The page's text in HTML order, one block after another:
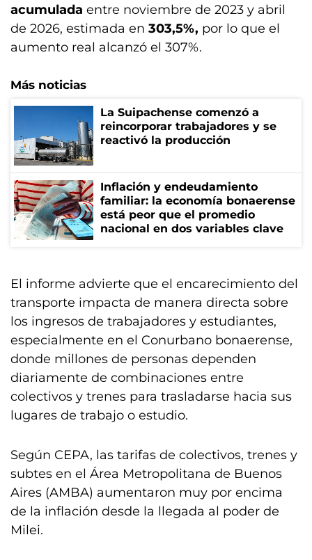
acumulada entre noviembre de 2023 y abril
de 2026, estimada en 303,5%, por lo que el
aumento real alcanzó el 307%.
Más noticias
La Suipachense comenzó a
reincorporar trabajadores y se
reactivó la producción
Inflación y endeudamiento
familiar: la economía bonaerense
está peor que el promedio
nacional en dos variables clave
El informe advierte que el encarecimiento del
transporte impacta de manera directa sobre
los ingresos de trabajadores y estudiantes,
especialmente en el Conurbano bonaerense,
donde millones de personas dependen
diariamente de combinaciones entre
colectivos y trenes para trasladarse hacia sus
lugares de trabajo o estudio.
Según CEPA, las tarifas de colectivos, trenes y
subtes en el Área Metropolitana de Buenos
Aires (AMBA) aumentaron muy por encima
de la inflación desde la llegada al poder de
Milei.